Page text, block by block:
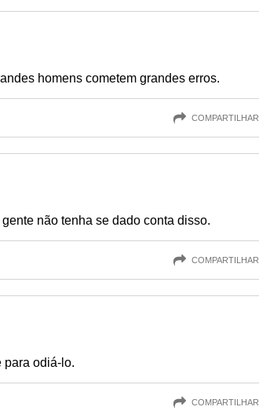
homens cometem grandes erros.
COMPARTILHAR
não tenha se dado conta disso.
COMPARTILHAR
para odiá-lo.
COMPARTILHAR